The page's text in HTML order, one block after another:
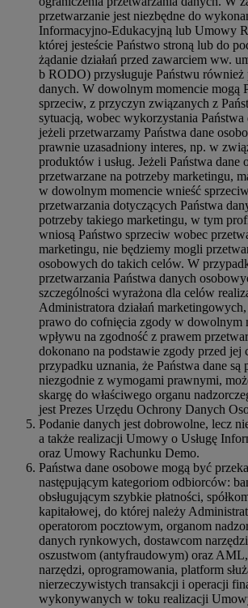
przetwarzanie jest niezbędne do
Informacyjno-Edukacyjną lub Umowy
której jesteście Państwo stroną lub do
żądanie działań przed zawarciem ww.
b RODO) przysługuje Państwu również
danych. W dowolnym momencie mogą
sprzeciw, z przyczyn związanych z
sytuacją, wobec wykorzystania
jeżeli przetwarzamy Państwa dane
prawnie uzasadniony interes, np. w
produktów i usług. Jeżeli Państwa dane
przetwarzane na potrzeby marketingu,
w dowolnym momencie wnieść
przetwarzania dotyczących Państwa
potrzeby takiego marketingu, w tym
wniosą Państwo sprzeciw wobec
marketingu, nie będziemy mogli
osobowych do takich celów. W
przetwarzania Państwa danych
szczególności wyrażona dla celów
Administratora działań
prawo do cofnięcia zgody w dowolnym
wpływu na zgodność z prawem
dokonano na podstawie zgody przed jej
przypadku uznania, że Państwa dane są
niezgodnie z wymogami prawnymi,
skargę do właściwego organu
jest Prezes Urzędu Ochrony Danych
Podanie danych jest dobrowolne, lecz
a także realizacji Umowy o Usługę
oraz Umowy Rachunku Demo.
Państwa dane osobowe mogą być
następującym kategoriom odbiorców:
obsługującym szybkie płatności,
kapitałowej, do której należy
operatorom pocztowym, organom
danych rynkowych, dostawcom
oszustwom (antyfraudowym) oraz
narzędzi, oprogramowania, platform
nierzeczywistych transakcji i operacji
wykonywanych w toku realizacji